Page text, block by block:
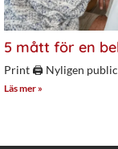
5 mått för en
Print 🖨 Nyligen
Läs mer »